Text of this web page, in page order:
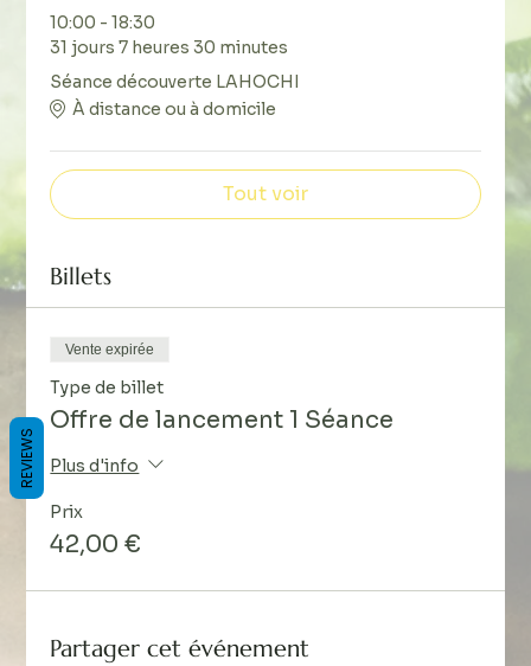
10:00 - 18:30
31 jours 7 heures 30 minutes
Séance découverte LAHOCHI
À distance ou à domicile
Tout voir
Billets
Vente expirée
Type de billet
Offre de lancement 1 Séance
Plus d'info
Prix
42,00 €
Partager cet événement
REVIEWS